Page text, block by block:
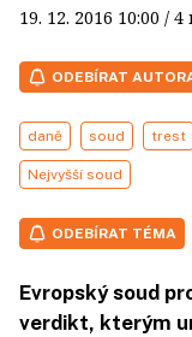
19. 12. 2016 10:00 /
ODEBÍRAT
daně soud trest
Nejvyšší soud
ODEBÍRAT TÉMA
Evropský soud
verdikt, kterým